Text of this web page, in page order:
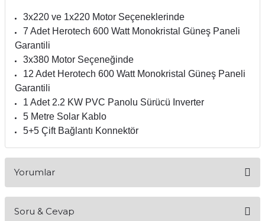
3x220 ve 1x220 Motor Seçeneklerinde
7 Adet Herotech 600 Watt Monokristal Güneş Paneli
Garantili
3x380 Motor Seçeneğinde
12 Adet Herotech 600 Watt Monokristal Güneş Paneli
Garantili
1 Adet 2.2 KW PVC Panolu Sürücü Inverter
5 Metre Solar Kablo
5+5 Çift Bağlantı Konnektör
Yorumlar
Soru & Cevap